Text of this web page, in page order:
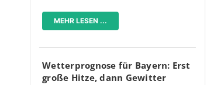
MEHR LESEN ...
Wetterprognose für Bayern: Erst
große Hitze, dann Gewitter